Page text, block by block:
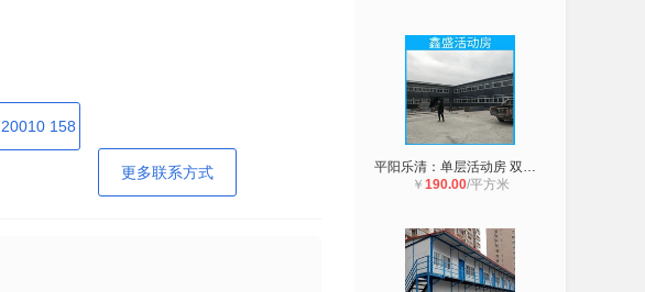
158
更多联系方式
平阳乐清：单层活动房 双坡彩钢房 2
￥ 190.00/平方米